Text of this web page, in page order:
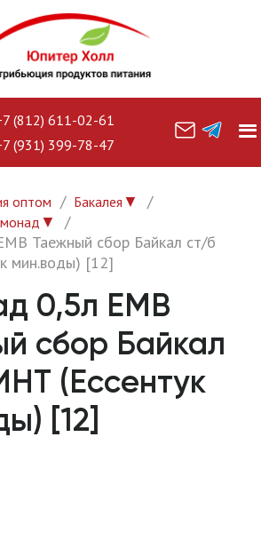
(812) 611-02-61
(931) 399-78-47
оптом Бакалея ▼
▼
Таежный сбор Байкал ст/б
мин.воды) [12]
0,5л ЕМВ
сбор Байкал
(Ессентук
[12]